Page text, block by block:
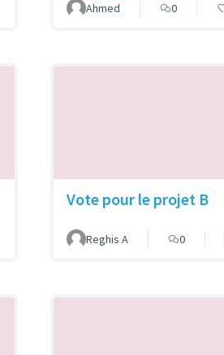
Ahmed 0
Vote pour le projet B
Reghis A 0